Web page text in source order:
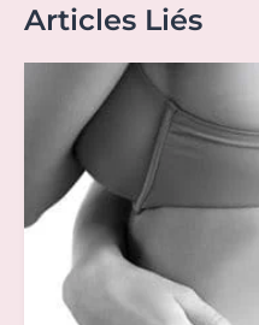
Articles Liés